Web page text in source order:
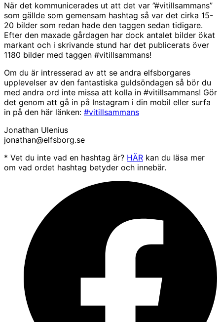
När det kommunicerades ut att det var ”#vitillsammans”
som gällde som gemensam hashtag så var det cirka 15-
20 bilder som redan hade den taggen sedan tidigare.
Efter den maxade gårdagen har dock antalet bilder ökat
markant och i skrivande stund har det publicerats över
1180 bilder med taggen #vitillsammans!
Om du är intresserad av att se andra elfsborgares
upplevelser av den fantastiska guldsöndagen så bör du
med andra ord inte missa att kolla in #vitillsammans! Gör
det genom att gå in på Instagram i din mobil eller surfa
in på den här länken: #vitillsammans
Jonathan Ulenius
jonathan@elfsborg.se
* Vet du inte vad en hashtag är? HÄR kan du läsa mer
om vad ordet hashtag betyder och innebär.